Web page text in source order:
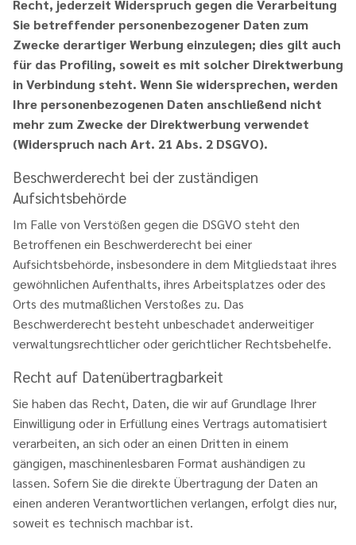
Recht, jederzeit Widerspruch gegen die Verarbeitung
Sie betreffender personenbezogener Daten zum
Zwecke derartiger Werbung einzulegen; dies gilt auch
für das Profiling, soweit es mit solcher Direktwerbung
in Verbindung steht. Wenn Sie widersprechen, werden
Ihre personenbezogenen Daten anschließend nicht
mehr zum Zwecke der Direktwerbung verwendet
(Widerspruch nach Art. 21 Abs. 2 DSGVO).
Beschwerderecht bei der zuständigen
Aufsichtsbehörde
Im Falle von Verstößen gegen die DSGVO steht den
Betroffenen ein Beschwerderecht bei einer
Aufsichtsbehörde, insbesondere in dem Mitgliedstaat ihres
gewöhnlichen Aufenthalts, ihres Arbeitsplatzes oder des
Orts des mutmaßlichen Verstoßes zu. Das
Beschwerderecht besteht unbeschadet anderweitiger
verwaltungsrechtlicher oder gerichtlicher Rechtsbehelfe.
Recht auf Datenübertragbarkeit
Sie haben das Recht, Daten, die wir auf Grundlage Ihrer
Einwilligung oder in Erfüllung eines Vertrags automatisiert
verarbeiten, an sich oder an einen Dritten in einem
gängigen, maschinenlesbaren Format aushändigen zu
lassen. Sofern Sie die direkte Übertragung der Daten an
einen anderen Verantwortlichen verlangen, erfolgt dies nur,
soweit es technisch machbar ist.